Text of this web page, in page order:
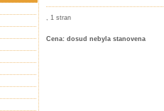
, 1 stran
Cena: dosud nebyla stanovena